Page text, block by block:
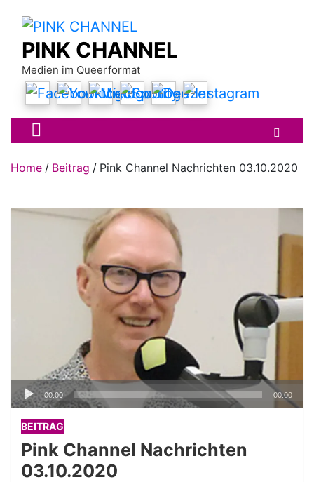
contentPINK CHANNEL
Medien im Queerformat
Home Beitrag Pink Channel Nachrichten 03.10.2020
Audio-
Player
00:00 00:00
BEITRAG
Pink Channel Nachrichten
03.10.2020